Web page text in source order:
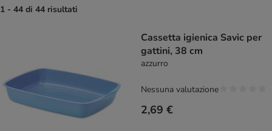
1 - 44 di 44 risultati
Cassetta igienica Savic per
gattini, 38 cm
azzurro
2,69 €
Nessuna valutazione